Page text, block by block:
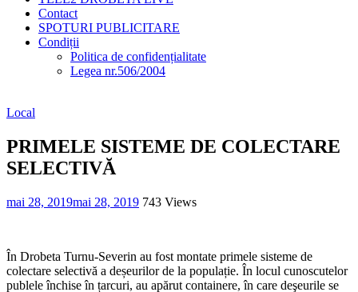
Contact
SPOTURI PUBLICITARE
Condiții
Politica de confidențialitate
Legea nr.506/2004
Local
PRIMELE SISTEME DE COLECTARE
SELECTIVĂ
mai 28, 2019mai 28, 2019 743 Views
În Drobeta Turnu-Severin au fost montate primele sisteme de
colectare selectivă a deșeurilor de la populație. În locul cunoscutelor
publele închise în țarcuri, au apărut containere, în care deşeurile se